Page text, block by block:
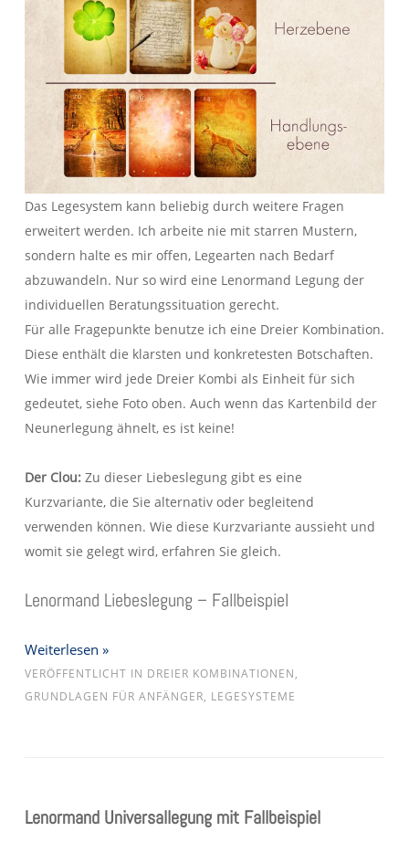
Das Legesystem kann beliebig durch weitere Fragen
erweitert werden. Ich arbeite nie mit starren Mustern,
sondern halte es mir offen, Legearten nach Bedarf
abzuwandeln. Nur so wird eine Lenormand Legung der
individuellen Beratungssituation gerecht.
Für alle Fragepunkte benutze ich eine Dreier Kombination.
Diese enthält die klarsten und konkretesten Botschaften.
Wie immer wird jede Dreier Kombi als Einheit für sich
gedeutet, siehe Foto oben. Auch wenn das Kartenbild der
Neunerlegung ähnelt, es ist keine!
Der Clou: Zu dieser Liebeslegung gibt es eine
Kurzvariante, die Sie alternativ oder begleitend
verwenden können. Wie diese Kurzvariante aussieht und
womit sie gelegt wird, erfahren Sie gleich.
Lenormand Liebeslegung – Fallbeispiel
Weiterlesen »
VERÖFFENTLICHT IN DREIER KOMBINATIONEN,
GRUNDLAGEN FÜR ANFÄNGER, LEGESYSTEME
Lenormand Universallegung mit Fallbeispiel